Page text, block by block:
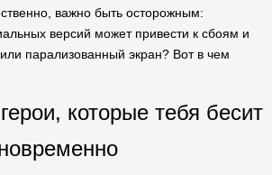
важно быть осторожным:
версий может привести к сбоям и
парализованный экран? Вот в чем
которые тебя бесит